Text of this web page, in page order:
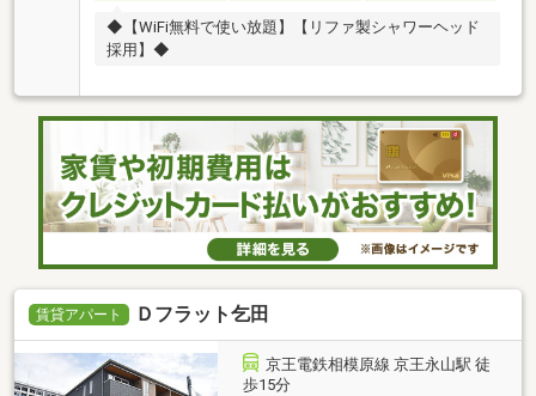
◆【WiFi無料で使い放題】【リファ製シャワーヘッド
採用】◆
賃貸アパート Ｄフラット乞田
京王電鉄相模原線 京王永山駅 徒
歩15分